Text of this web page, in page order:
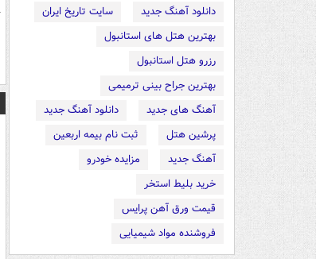
دانلود آهنگ جدید
سایت تاریخ ایران
بهترین هتل های استانبول
رزرو هتل استانبول
بهترین جراح بینی ترمیمی
آهنگ های جدید
دانلود آهنگ جدید
پرشین هتل
ثبت نام بیمه اربعین
آهنگ جدید
مزایده خودرو
خرید بلیط استخر
قیمت ورق آهن پرایس
فروشنده مواد شیمیایی